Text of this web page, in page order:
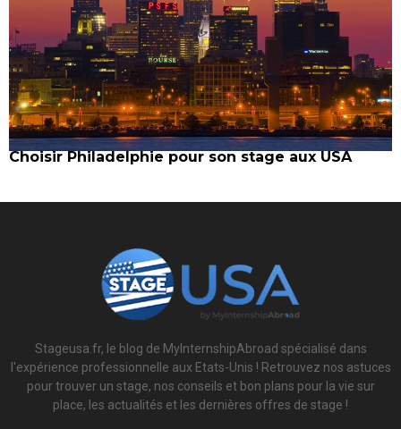
Choisir Philadelphie pour son stage aux USA
Stageusa.fr, le blog de MyInternshipAbroad spécialisé dans
l'expérience professionnelle aux Etats-Unis ! Retrouvez nos astuces
pour trouver un stage, nos conseils et bon plans pour la vie sur
place, les actualités et les dernières offres de stage !